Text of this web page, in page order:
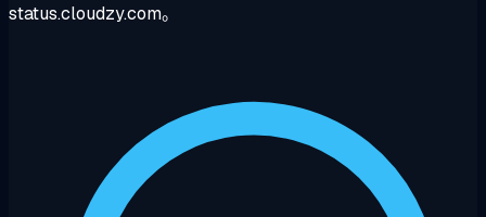
status.cloudzy.com。